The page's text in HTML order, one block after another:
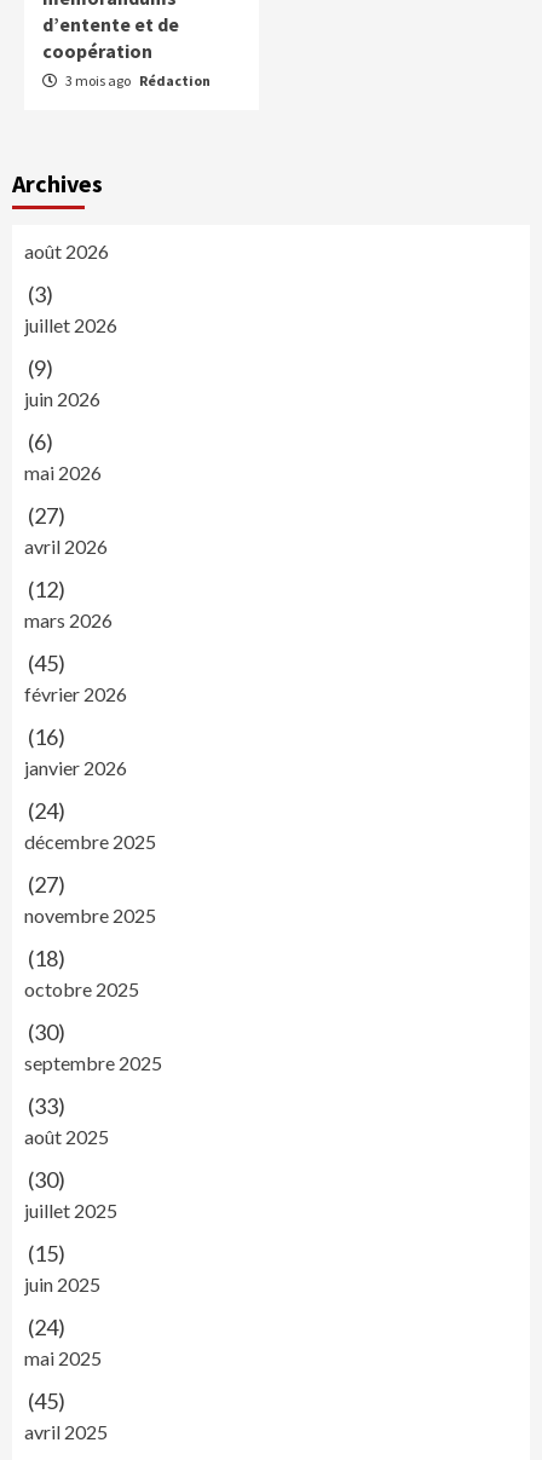
d’entente et de
coopération
3 mois ago Rédaction
Archives
août 2026
(3)
juillet 2026
(9)
juin 2026
(6)
mai 2026
(27)
avril 2026
(12)
mars 2026
(45)
février 2026
(16)
janvier 2026
(24)
décembre 2025
(27)
novembre 2025
(18)
octobre 2025
(30)
septembre 2025
(33)
août 2025
(30)
juillet 2025
(15)
juin 2025
(24)
mai 2025
(45)
avril 2025